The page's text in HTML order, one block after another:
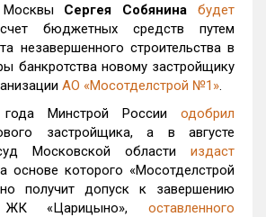
Сергея Собянина
будет
бюджетных средств путем
незавершенного строительства в
банкротства новому застройщику
АО «Мосотделстрой №1».
Минстрой России одобрил
застройщика, а в августе
Московской области издаст
основе которого «Мосотделстрой
получит допуск к завершению
ЖК «Царицыно», оставленного